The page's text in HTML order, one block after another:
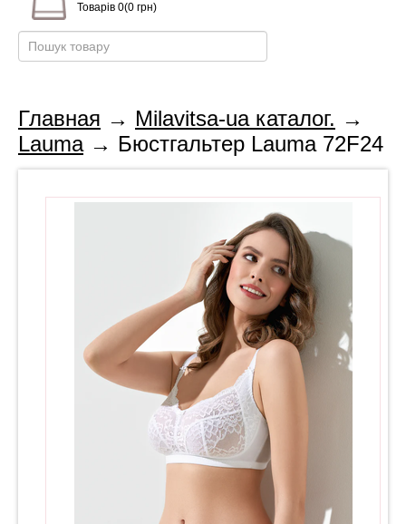
Товарів 0(0 грн)
Главная → Milavitsa-ua каталог. →
Lauma→ Бюстгальтер Lauma 72F24